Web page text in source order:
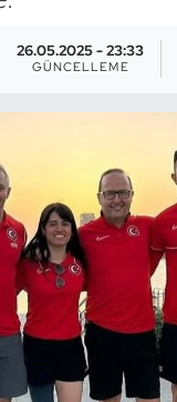
26.05.2025 - 23:33
GÜNCELLEME